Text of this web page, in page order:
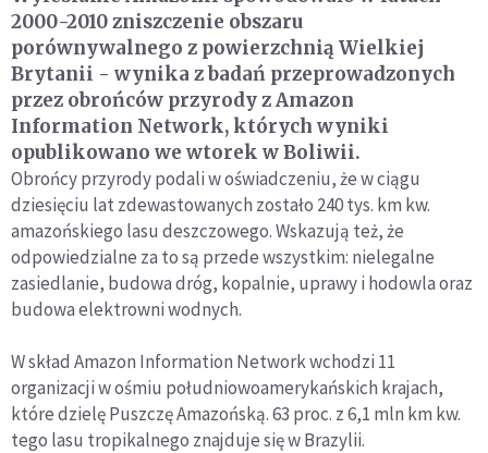
2000-2010 zniszczenie obszaru
porównywalnego z powierzchnią Wielkiej
Brytanii - wynika z badań przeprowadzonych
przez obrońców przyrody z Amazon
Information Network, których wyniki
opublikowano we wtorek w Boliwii.
Obrońcy przyrody podali w oświadczeniu, że w ciągu
dziesięciu lat zdewastowanych zostało 240 tys. km kw.
amazońskiego lasu deszczowego. Wskazują też, że
odpowiedzialne za to są przede wszystkim: nielegalne
zasiedlanie, budowa dróg, kopalnie, uprawy i hodowla oraz
budowa elektrowni wodnych.
W skład Amazon Information Network wchodzi 11
organizacji w ośmiu południowoamerykańskich krajach,
które dzielę Puszczę Amazońską. 63 proc. z 6,1 mln km kw.
tego lasu tropikalnego znajduje się w Brazylii.